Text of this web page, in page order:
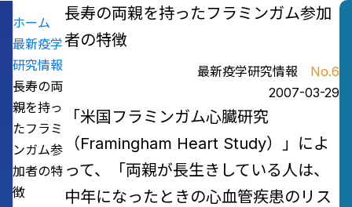
ホーム
最新疫学
研究情報
長寿の両
親を持っ
たフラミ
ンガム参
加者の特
徴
長寿の両親を持ったフラミンガム参加
者の特徴
最新疫学研究情報
No.6
2007-03-29
「米国フラミンガム心臓研究
（Framingham Heart Study）」によ
って、「両親が長生きしている人は、
中年になったときの心血管疾患のリス